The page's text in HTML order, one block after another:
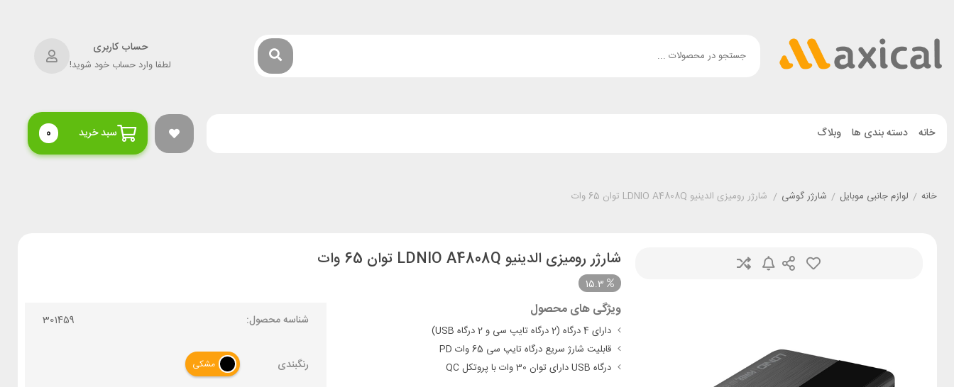
حساب کاربری
لطفا وارد حساب خود شوید!
خانه دسته بندی ها وبلاگ سبد خرید 0
خانه / لوازم جانبی موبایل / شارژر گوشی / شارژر رومیزی الدینیو LDNIO A4808Q توان 65 وات
شارژر رومیزی الدینیو LDNIO A4808Q توان 65 وات
15.3
ویژگی های محصول
دارای 4 درگاه (2 درگاه تایپ سی و 2 درگاه USB)
قابلیت شارژ سریع درگاه تایپ سی 65 وات PD
درگاه USB دارای توان 30 وات با پروتکل QC
شناسه محصول: 301459
رنگبندی مشکی